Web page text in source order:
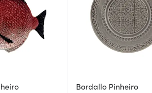
Bordallo Pinheiro